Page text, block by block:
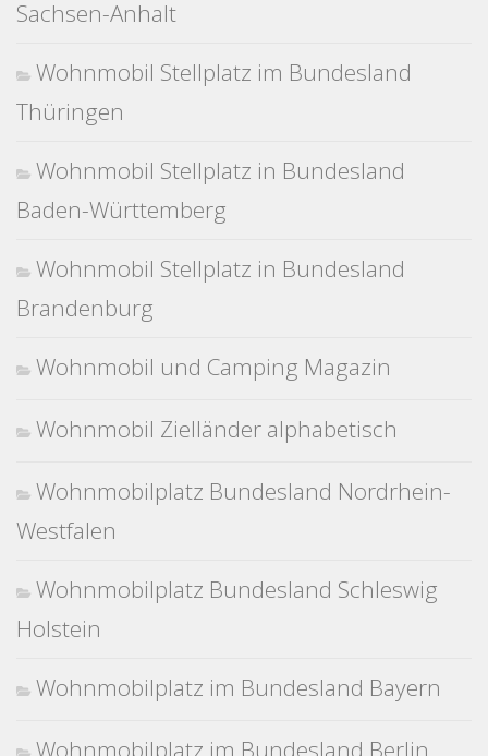
Sachsen-Anhalt
Wohnmobil Stellplatz im Bundesland
Thüringen
Wohnmobil Stellplatz in Bundesland
Baden-Württemberg
Wohnmobil Stellplatz in Bundesland
Brandenburg
Wohnmobil und Camping Magazin
Wohnmobil Zielländer alphabetisch
Wohnmobilplatz Bundesland Nordrhein-
Westfalen
Wohnmobilplatz Bundesland Schleswig
Holstein
Wohnmobilplatz im Bundesland Bayern
Wohnmobilplatz im Bundesland Berlin